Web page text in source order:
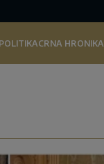
POLITIKACRNA HRONIKA